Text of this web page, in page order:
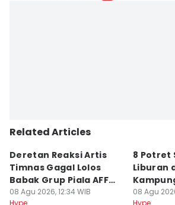
Related Articles
Deretan Reaksi Artis
Timnas Gagal Lolos
Babak Grup Piala AFF
2026
08 Agu 2026, 12:34 WIB
Hype
8 Potret
Liburan
08 Agu
Hype